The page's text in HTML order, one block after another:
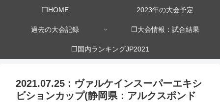
❒HOME 2023年の大会予定
過去の大会記録 ❒大会情報：試合結果
❒国内ランキングJP2021
2021.07.25 : ヴァルケインスーパーエキシ
ビションカップ(静岡県：アルクスポンド